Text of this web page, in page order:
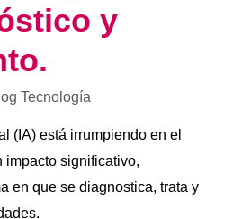
y
Tecnología
(IA) está irrumpiendo en el
impacto significativo,
en que se diagnostica, trata y